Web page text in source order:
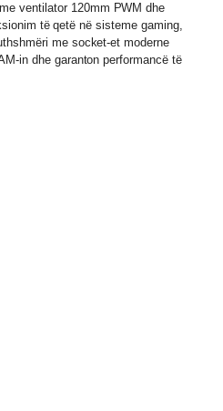
ventilator 120mm PWM dhe
të qetë në sisteme gaming,
me socket-et moderne
in dhe garanton performancë të